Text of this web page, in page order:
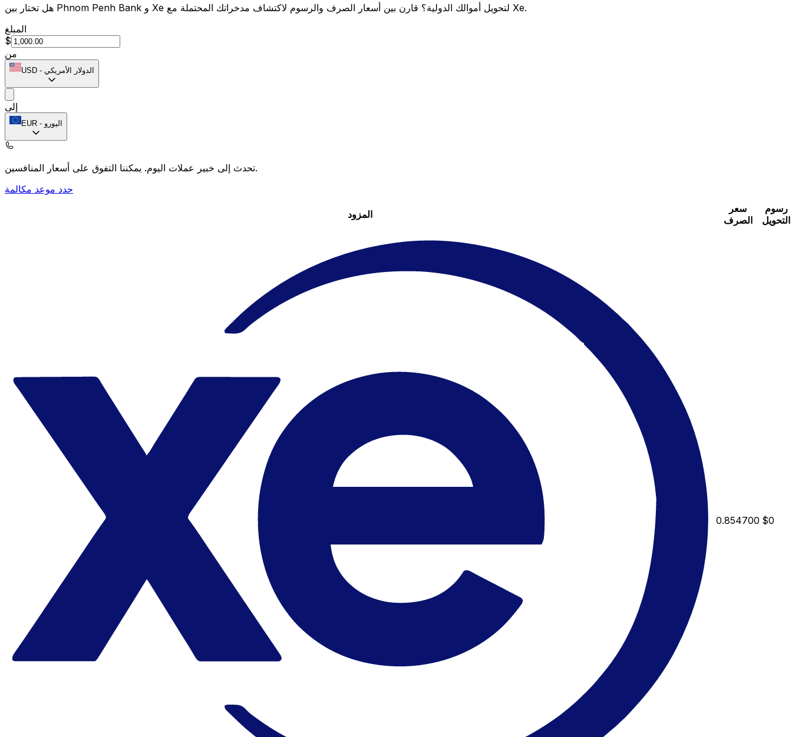
هل تختار بين Phnom Penh Bank و Xe لتحويل أموالك الدولية؟ قارن بين أسعار الصرف والرسوم لاكتشاف مدخراتك المحتملة مع Xe.
المبلغ
$
من
USD - الدولار الأمريكي
إلى
EUR - اليورو
تحدث إلى خبير عملات اليوم.يمكننا التفوق على أسعار المنافسين.
حدد موعد مكالمة
المزود
سعر
الصرف
رسوم
التحويل
0.854700 $0